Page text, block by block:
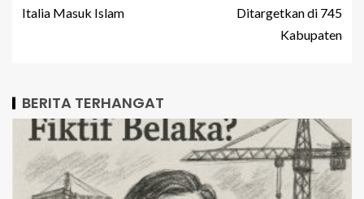
Italia Masuk Islam
Ditargetkan di 745
Kabupaten
BERITA TERHANGAT